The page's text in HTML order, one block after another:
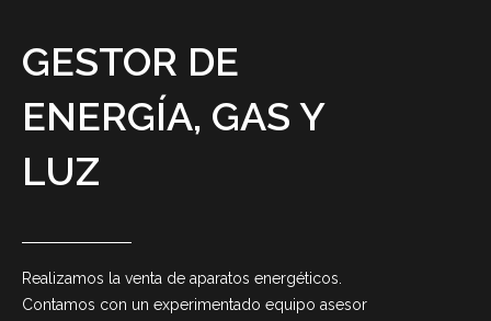
GESTOR DE
ENERGÍA, GAS Y
LUZ
Realizamos la venta de aparatos energéticos.
Contamos con un experimentado equipo asesor